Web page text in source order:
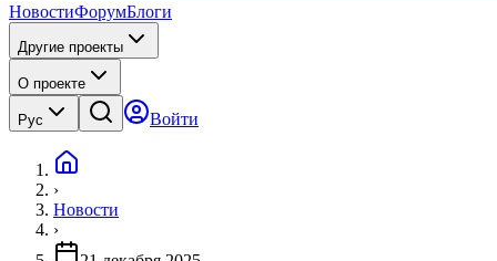
НовостиФорумБлоги
Другие проекты
О проекте
Рус Войти
›
Новости
›